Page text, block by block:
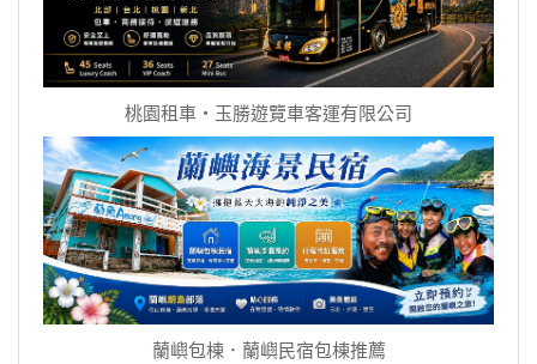
桃園租車‧玉勝遊覽車客運有限公司
蘭嶼包棟．蘭嶼民宿包棟推薦